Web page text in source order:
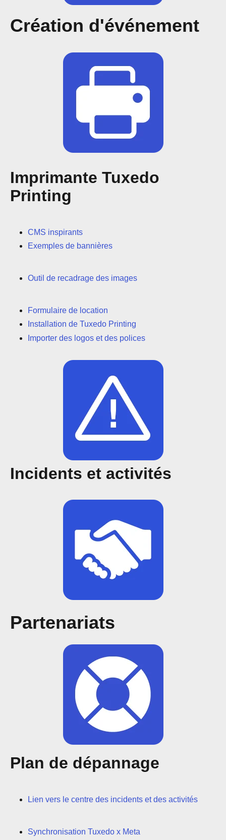
Création d'événement
Imprimante Tuxedo
Printing
CMS inspirants
Exemples de bannières
Outil de recadrage des images
Formulaire de location
Installation de Tuxedo Printing
Importer des logos et des polices
Incidents et activités
Partenariats
Plan de dépannage
Lien vers le centre des incidents et des activités
Synchronisation Tuxedo x Meta